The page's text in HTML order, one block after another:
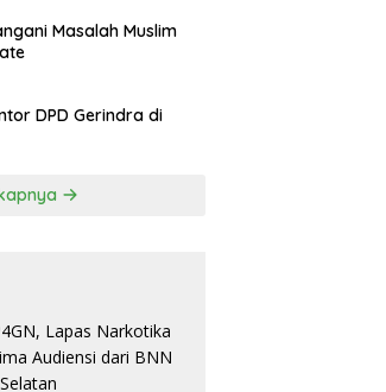
Masalah Muslim
DPD Gerindra di